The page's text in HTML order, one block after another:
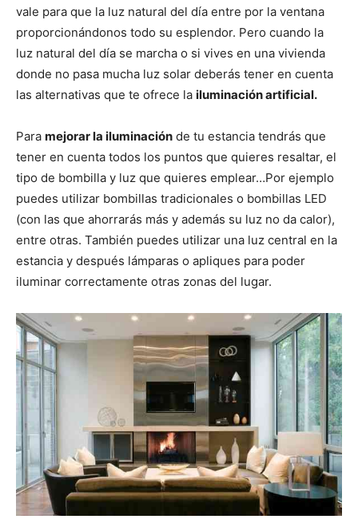
vale para que la luz natural del día entre por la ventana
proporcionándonos todo su esplendor. Pero cuando la
luz natural del día se marcha o si vives en una vivienda
donde no pasa mucha luz solar deberás tener en cuenta
las alternativas que te ofrece la iluminación artificial.
Para mejorar la iluminación de tu estancia tendrás que
tener en cuenta todos los puntos que quieres resaltar, el
tipo de bombilla y luz que quieres emplear…Por ejemplo
puedes utilizar bombillas tradicionales o bombillas LED
(con las que ahorrarás más y además su luz no da calor),
entre otras. También puedes utilizar una luz central en la
estancia y después lámparas o apliques para poder
iluminar correctamente otras zonas del lugar.